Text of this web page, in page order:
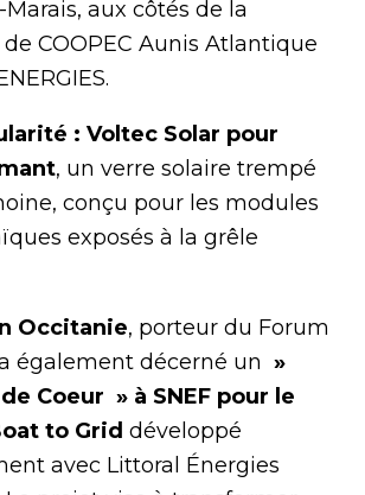
aux côtés de la
COOPEC Aunis Atlantique
: Voltec Solar pour
, un verre solaire trempé
conçu pour les modules
exposés à la grêle
Occitanie, porteur du Forum
également décerné un »
Coeur » à SNEF pour le
to Grid développé
avec Littoral Énergies